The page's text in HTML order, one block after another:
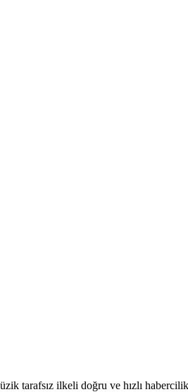
tarafsız ilkeli doğru ve hızlı